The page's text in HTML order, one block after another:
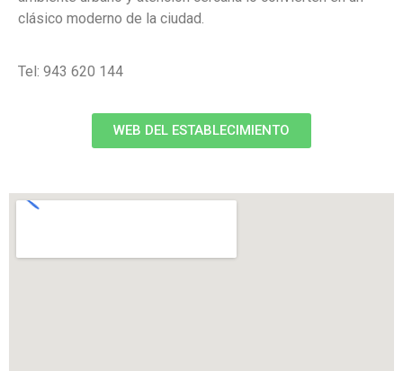
clásico moderno de la ciudad.
Tel: 943 620 144
WEB DEL ESTABLECIMIENTO